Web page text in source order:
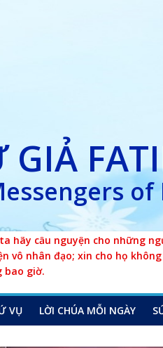
GIẢ
of
hãy cầu nguyện cho những
vô nhân đạo; xin cho họ
bao giờ.
VỤ LỜI CHÚA MỖI NGÀY